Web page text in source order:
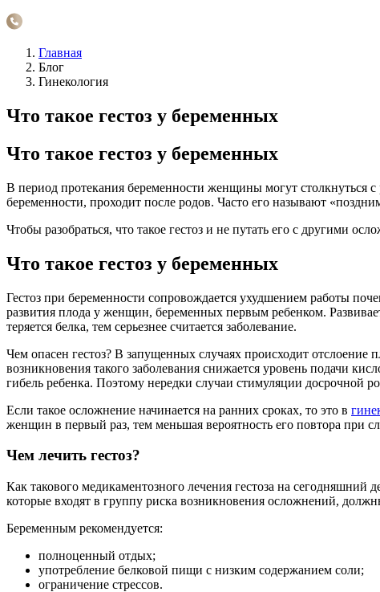
Главная
Блог
Гинекология
Что такое гестоз у беременных
Что такое гестоз у беременных
В период протекания беременности женщины могут столкнуться
беременности, проходит после родов. Часто его называют
Чтобы разобраться, что такое гестоз и не путать его с другими
Что такое гестоз у беременных
Гестоз при беременности сопровождается ухудшением работы
развития плода у женщин, беременных первым ребенком.
теряется белка, тем серьезнее считается заболевание.
Чем опасен гестоз? В запущенных случаях происходит отслоение
возникновения такого заболевания снижается уровень подачи
гибель ребенка. Поэтому нередки случаи стимуляции
Если такое осложнение начинается на ранних сроках, то это в
женщин в первый раз, тем меньшая вероятность его повтора при
Чем лечить гестоз?
Как такового медикаментозного лечения гестоза на
которые входят в группу риска возникновения осложнений,
Беременным рекомендуется:
полноценный отдых;
употребление белковой пищи с низким содержанием соли;
ограничение стрессов.